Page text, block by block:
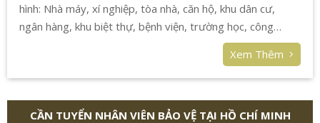
hình: Nhà máy, xí nghiệp, tòa nhà, căn hộ, khu dân cư,
ngân hàng, khu biệt thự, bệnh viện, trường học, công
Xem Thêm
CẦN TUYỂN NHÂN VIÊN BẢO VỆ TẠI HỒ CHÍ MINH